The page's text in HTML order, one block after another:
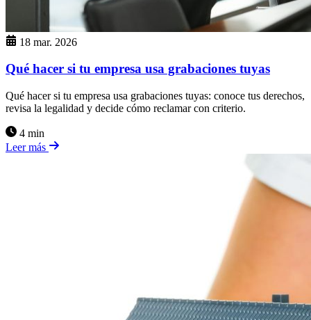
18 mar. 2026
Qué hacer si tu empresa usa grabaciones tuyas
Qué hacer si tu empresa usa grabaciones tuyas: conoce tus derechos,
revisa la legalidad y decide cómo reclamar con criterio.
4 min
Leer más